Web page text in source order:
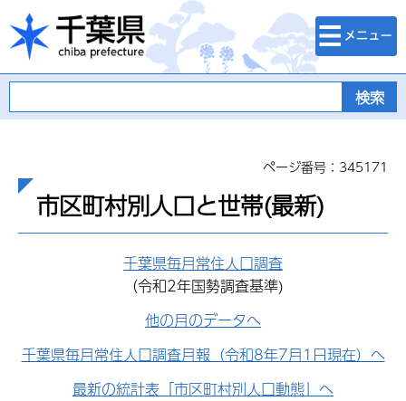
千葉県
検索・メニュ
ー
ページ番号：345171
市区町村別人口と世帯(最新)
千葉県毎月常住人口調査
（令和2年国勢調査基準)
他の月のデータへ
千葉県毎月常住人口調査月報（令和8年7月1日現在）へ
最新の統計表「市区町村別人口動態」へ